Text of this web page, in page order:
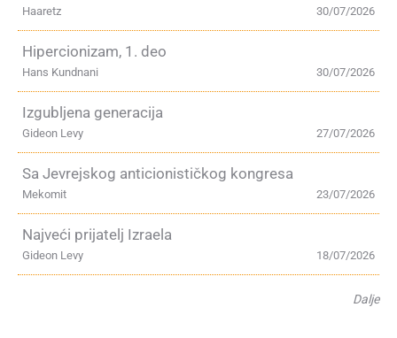
30/07/2026
Haaretz
Hipercionizam, 1. deo
30/07/2026
Hans Kundnani
Izgubljena generacija
27/07/2026
Gideon Levy
Sa Jevrejskog anticionističkog kongresa
23/07/2026
Mekomit
Najveći prijatelj Izraela
18/07/2026
Gideon Levy
Dalje